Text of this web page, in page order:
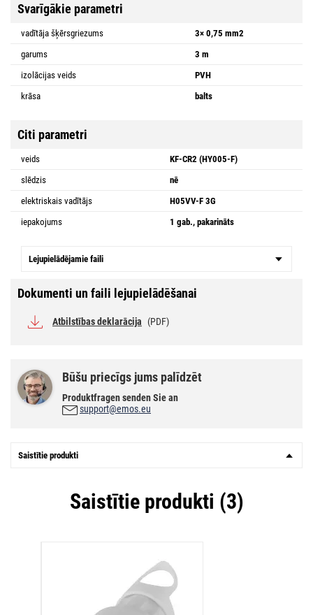
Svarīgākie parametri
vadītāja šķērsgriezums
3× 0,75 mm2
garums
3 m
izolācijas veids
PVH
krāsa
balts
Citi parametri
veids
KF-CR2 (HY005-F)
slēdzis
nē
elektriskais vadītājs
H05VV-F 3G
iepakojums
1 gab., pakarināts
Lejupielādējamie faili
Dokumenti un faili lejupielādēšanai
Atbilstības deklarācija (PDF)
Būšu priecīgs jums palīdzēt
Produktfragen senden Sie an
support@emos.eu
Saistītie produkti
Saistītie produkti (3)